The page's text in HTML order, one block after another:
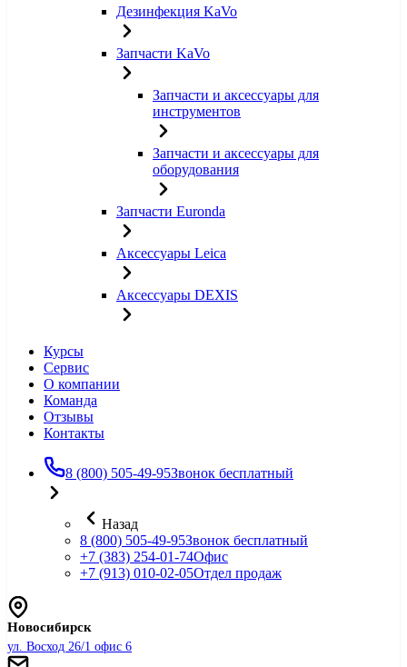
Дезинфекция KaVo
Запчасти KaVo
Запчасти и аксессуары для
инструментов
Запчасти и аксессуары для
оборудования
Запчасти Euronda
Аксессуары Leica
Аксессуары DEXIS
Курсы
Сервис
О компании
Команда
Отзывы
Контакты
8 (800) 505-49-95Звонок бесплатный
Назад
8 (800) 505-49-95Звонок бесплатный
+7 (383) 254-01-74Офис
+7 (913) 010-02-05Отдел продаж
Новосибирск
ул. Восход 26/1 офис 6